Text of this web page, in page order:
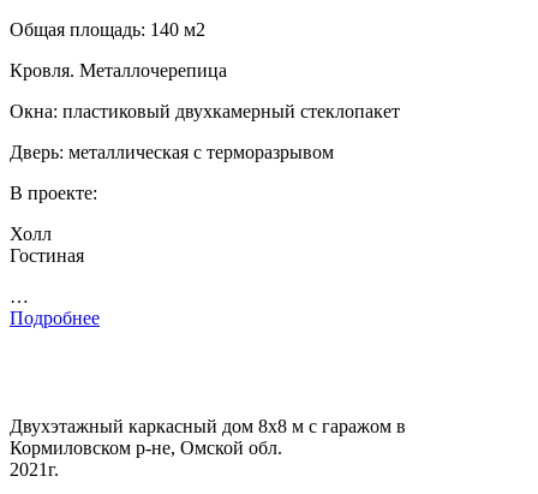
Общая площадь: 140 м2
Кровля. Металлочерепица
Окна: пластиковый двухкамерный стеклопакет
Дверь: металлическая с терморазрывом
В проекте:
Холл
Гостиная
…
Подробнее
Двухэтажный каркасный дом 8х8 м с гаражом в
Кормиловском р-не, Омской обл.
2021г.